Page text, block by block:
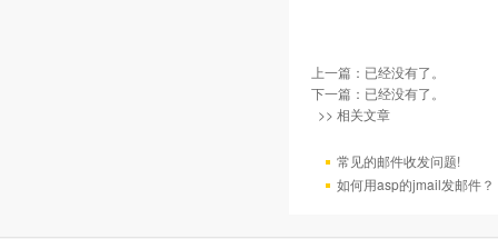
上一篇：已经没有了。
下一篇：已经没有了。
>> 相关文章
常见的邮件收发问题!
如何用asp的jmail发邮件？